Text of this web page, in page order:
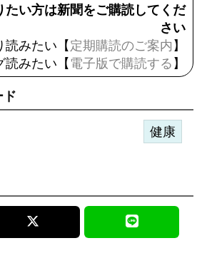
たい方は新聞をご購読してくだ
さい
読みたい【定期購読のご案内 】
読みたい【 電子版で購読する 】
ド
健康